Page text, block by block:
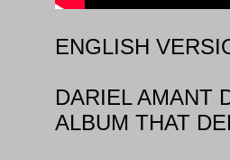
ENGLISH
DARIEL AMANT
ALBUM THAT